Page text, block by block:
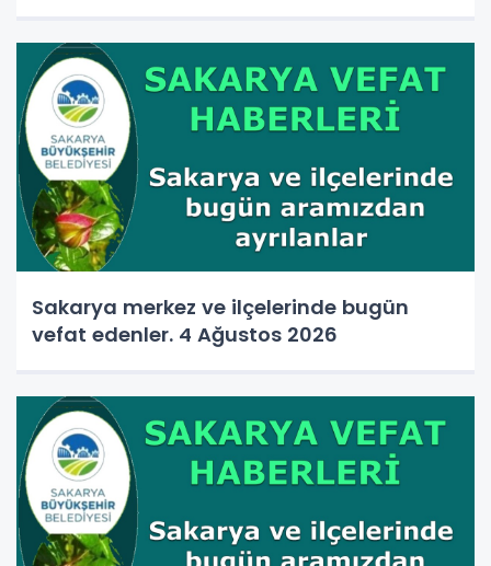
Sakarya merkez ve ilçelerinde bugün
vefat edenler. 4 Ağustos 2026